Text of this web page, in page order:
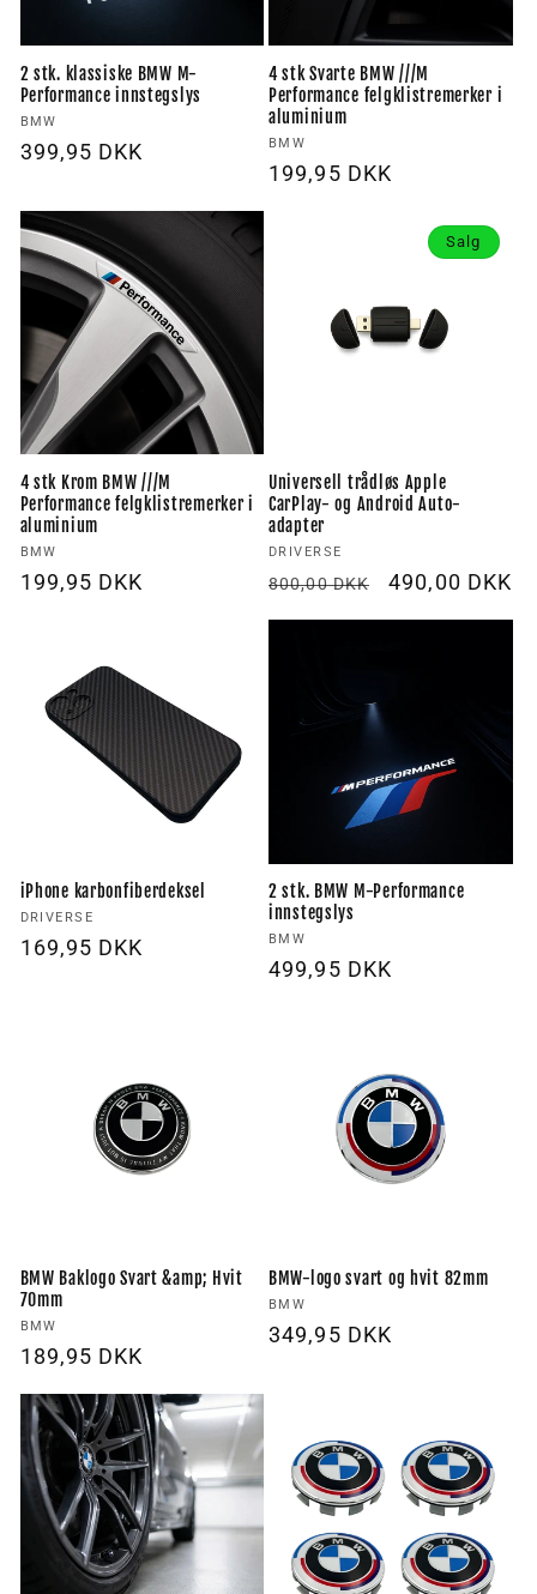
2 stk. klassiske BMW M-
Performance innstegslys
Forhandler:
BMW
Vanlig
399,95 DKK
4 stk Svarte BMW ///M
Performance felgklistremerker i
aluminium
Forhandler:
BMW
Vanlig
199,95 DKK
4 stk Krom BMW ///M
Performance felgklistremerker i
aluminium
Forhandler:
BMW
Vanlig
199,95 DKK
Salg
Universell trådløs Apple
CarPlay- og Android Auto-
adapter
Forhandler:
DRIVERSE
Vanlig
800,00 DKK Utsalgspris
490,00 DKK
iPhone karbonfiberdeksel
Forhandler:
DRIVERSE
Vanlig
169,95 DKK
2 stk. BMW M-Performance
innstegslys
Forhandler:
BMW
Vanlig
499,95 DKK
BMW Baklogo Svart &amp; Hvit
70mm
Forhandler:
BMW
Vanlig
189,95 DKK
BMW-logo svart og hvit 82mm
Forhandler:
BMW
Vanlig
349,95 DKK